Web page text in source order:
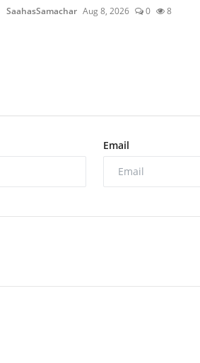
SaahasSamachar Aug 8, 2026 0 8
Email